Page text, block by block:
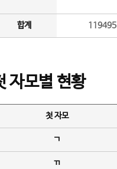
합계
자모별 현황
첫 자모
ㄱ
ㄲ